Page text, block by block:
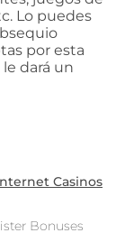
Lo puedes
por esta
dará un
Casinos
Bonuses